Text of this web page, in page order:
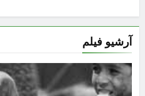
آرشیو فیلم